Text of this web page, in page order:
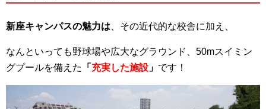
新座キャンパスの魅力は 、その近代的な校舎に加え、
なんといっても野球場や広大なグラウンド、50mスイミン
グプールを備えた
「 充実した施設 」 です！